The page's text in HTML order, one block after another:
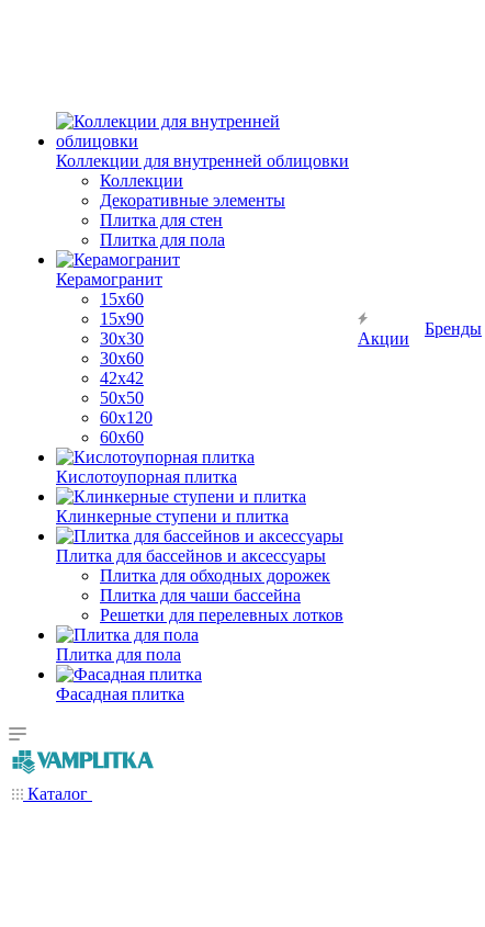
Коллекции для внутренней облицовки
Коллекции
Декоративные элементы
Плитка для стен
Плитка для пола
Керамогранит
15х60
15x90
30х30
30х60
42х42
50х50
60х120
60х60
Кислотоупорная плитка
Клинкерные ступени и плитка
Плитка для бассейнов и аксессуары
Плитка для обходных дорожек
Плитка для чаши бассейна
Решетки для перелевных лотков
Плитка для пола
Фасадная плитка
Акции
Бренды
Каталог